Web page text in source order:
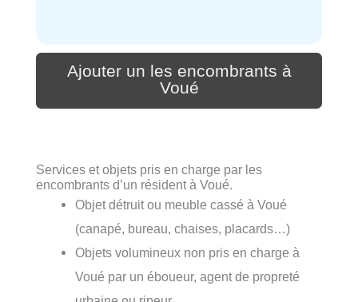
Ajouter un les encombrants à
Voué
Services et objets pris en charge par les
encombrants d’un résident à Voué.
Objet détruit ou meuble cassé à Voué
(canapé, bureau, chaises, placards…)
Objets volumineux non pris en charge à
Voué par un éboueur, agent de propreté